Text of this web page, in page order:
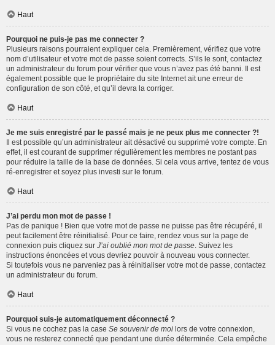
Haut
Pourquoi ne puis-je pas me connecter ?
Plusieurs raisons pourraient expliquer cela. Premièrement, vérifiez que votre
nom d’utilisateur et votre mot de passe soient corrects. S’ils le sont, contactez
un administrateur du forum pour vérifier que vous n’avez pas été banni. Il est
également possible que le propriétaire du site Internet ait une erreur de
configuration de son côté, et qu’il devra la corriger.
Haut
Je me suis enregistré par le passé mais je ne peux plus me connecter ?!
Il est possible qu’un administrateur ait désactivé ou supprimé votre compte. En
effet, il est courant de supprimer régulièrement les membres ne postant pas
pour réduire la taille de la base de données. Si cela vous arrive, tentez de vous
ré-enregistrer et soyez plus investi sur le forum.
Haut
J’ai perdu mon mot de passe !
Pas de panique ! Bien que votre mot de passe ne puisse pas être récupéré, il
peut facilement être réinitialisé. Pour ce faire, rendez vous sur la page de
connexion puis cliquez sur J’ai oublié mon mot de passe . Suivez les
instructions énoncées et vous devriez pouvoir à nouveau vous connecter.
Si toutefois vous ne parveniez pas à réinitialiser votre mot de passe, contactez
un administrateur du forum.
Haut
Pourquoi suis-je automatiquement déconnecté ?
Si vous ne cochez pas la case Se souvenir de moi lors de votre connexion,
vous ne resterez connecté que pendant une durée déterminée. Cela empêche